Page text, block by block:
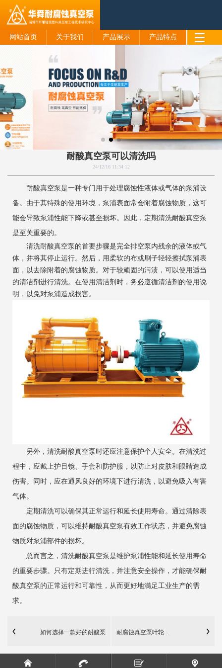
网站首页 关于我们 产品展示 产品特点
耐酸真空泵可以清洗吗
24/12/16 11:34:12
耐酸真空泵是一种专门用于处理腐蚀性液体或气体的泵浦设
备。由于其特殊的使用环境，泵浦表面常会附着腐蚀物质，这可
能会导致泵浦性能下降或甚至损坏。因此，定期清洗耐酸真空泵
是至关重要的。
清洗耐酸真空泵的首要步骤是完全排空泵内残余的液体或气
体，并将其停止运行。然后，用柔软的布或刷子轻轻擦拭泵浦表
面，以去除附着的腐蚀物质。对于较顽固的污渍，可以使用适当
的清洁剂进行清洗。在使用清洁剂时，务必遵循清洁剂的使用说
明，以免对泵浦造成损害。
另外，清洗耐酸真空泵时还应注意保护个人安全。在清洗过
程中，应戴上护目镜、手套和防护服，以防止对皮肤和眼睛造成
伤害。同时，应在通风良好的环境下进行清洗，以避免吸入有害
气体。
定期清洗可以确保其正常运行和延长使用寿命。通过清除表
面的腐蚀物质，可以维持耐酸真空泵有效工作状态，并避免腐蚀
物质对泵浦部件的损坏。
总而言之，清洗耐酸真空泵是维护泵浦性能和延长使用寿命
的重要步骤。只有定期进行清洗，并注意安全操作，才能确保耐
酸真空泵的正常运行和可靠性，从而更好地满足工业生产的需
求。
如何选择一款好的耐酸泵 耐腐蚀真空泵叶轮...